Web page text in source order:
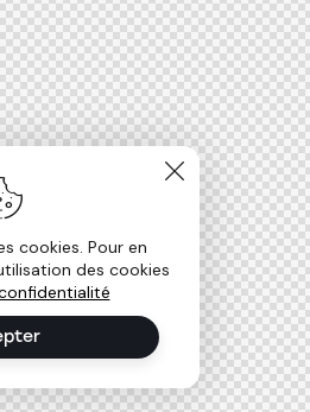
cookies. Pour en
des cookies